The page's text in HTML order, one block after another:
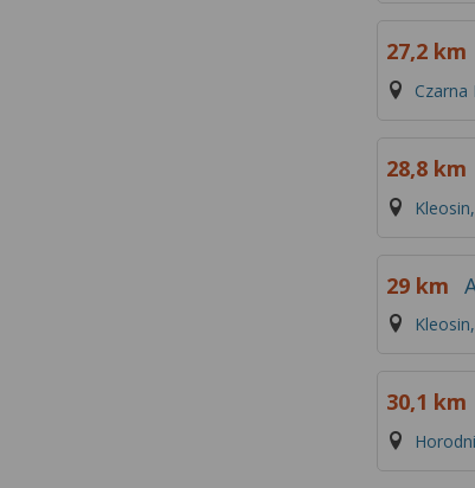
27,2 km
Czarna
28,8 km
29 km
30,1 km